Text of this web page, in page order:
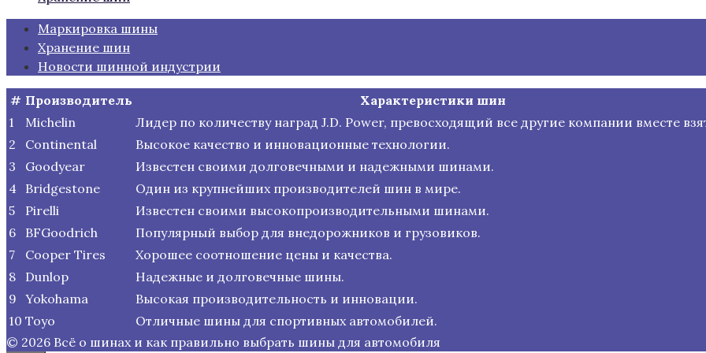
Маркировка шины
Хранение шин
Новости шинной индустрии
# Производитель
Характеристики шин
1
Michelin
Лидер по количеству наград J.D. Power, превосходящий все другие компании вместе
2
Continental
Высокое качество и инновационные технологии.
3
Goodyear
Известен своими долговечными и надежными шинами.
4 Bridgestone
Один из крупнейших производителей шин в мире.
5
Pirelli
Известен своими высокопроизводительными шинами.
6
BFGoodrich
Популярный выбор для внедорожников и грузовиков.
7
Cooper Tires
Хорошее соотношение цены и качества.
8
Dunlop
Надежные и долговечные шины.
9 Yokohama
Высокая производительность и инновации.
10 Toyo
Отличные шины для спортивных автомобилей.
© 2026 Всё о шинах и как правильно выбрать шины для автомобиля